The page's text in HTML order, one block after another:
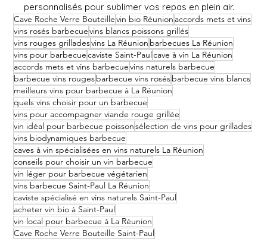
personnalisés pour sublimer vos repas en plein air.
Cave Roche Verre Bouteillevin bio Réunion accords mets et vins
vins rosés barbecuevins blancs poissons grillés
vins rouges grilladesvins La Réunion barbecues La Réunion
vins pour barbecuecaviste Saint-Paulcave à vin La Réunion
accords mets et vins barbecuevins naturels barbecue
barbecue vins rougesbarbecue vins rosésbarbecue vins blancs
meilleurs vins pour barbecue à La Réunion
quels vins choisir pour un barbecue
vins pour accompagner viande rouge grillée
vin idéal pour barbecue poissonsélection de vins pour grillades
vins biodynamiques barbecue
caves à vin spécialisées en vins naturels La Réunion
conseils pour choisir un vin barbecue
vin léger pour barbecue végétarien
vins barbecue Saint-Paul La Réunion
caviste spécialisé en vins naturels Saint-Paul
acheter vin bio à Saint-Paul
vin local pour barbecue à La Réunion
Cave Roche Verre Bouteille Saint-Paul